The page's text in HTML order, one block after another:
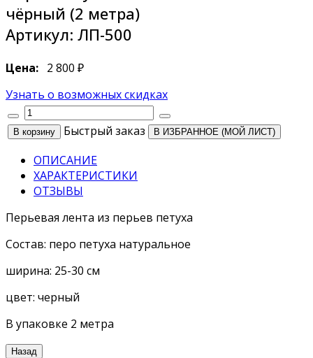
чёрный (2 метра)
Артикул: ЛП-500
Цена: 2 800 ₽
Узнать о возможных скидках
Быстрый заказ В ИЗБРАННОЕ (МОЙ ЛИСТ)
ОПИСАНИЕ
ХАРАКТЕРИСТИКИ
ОТЗЫВЫ
Перьевая лента из перьев петуха
Состав: перо петуха натуральное
ширина: 25-30 см
цвет: черный
В упаковке 2 метра